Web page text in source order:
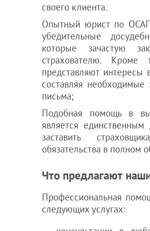
своего клиента.
Опытный юрист по
убедительные
которые зачастую
страхователю. Кроме
представляют интересы
составляя
письма;
Подобная помощь в
является
заставить
обязательства в полном
Что предлагают
Профессиональная
следующих услугах: